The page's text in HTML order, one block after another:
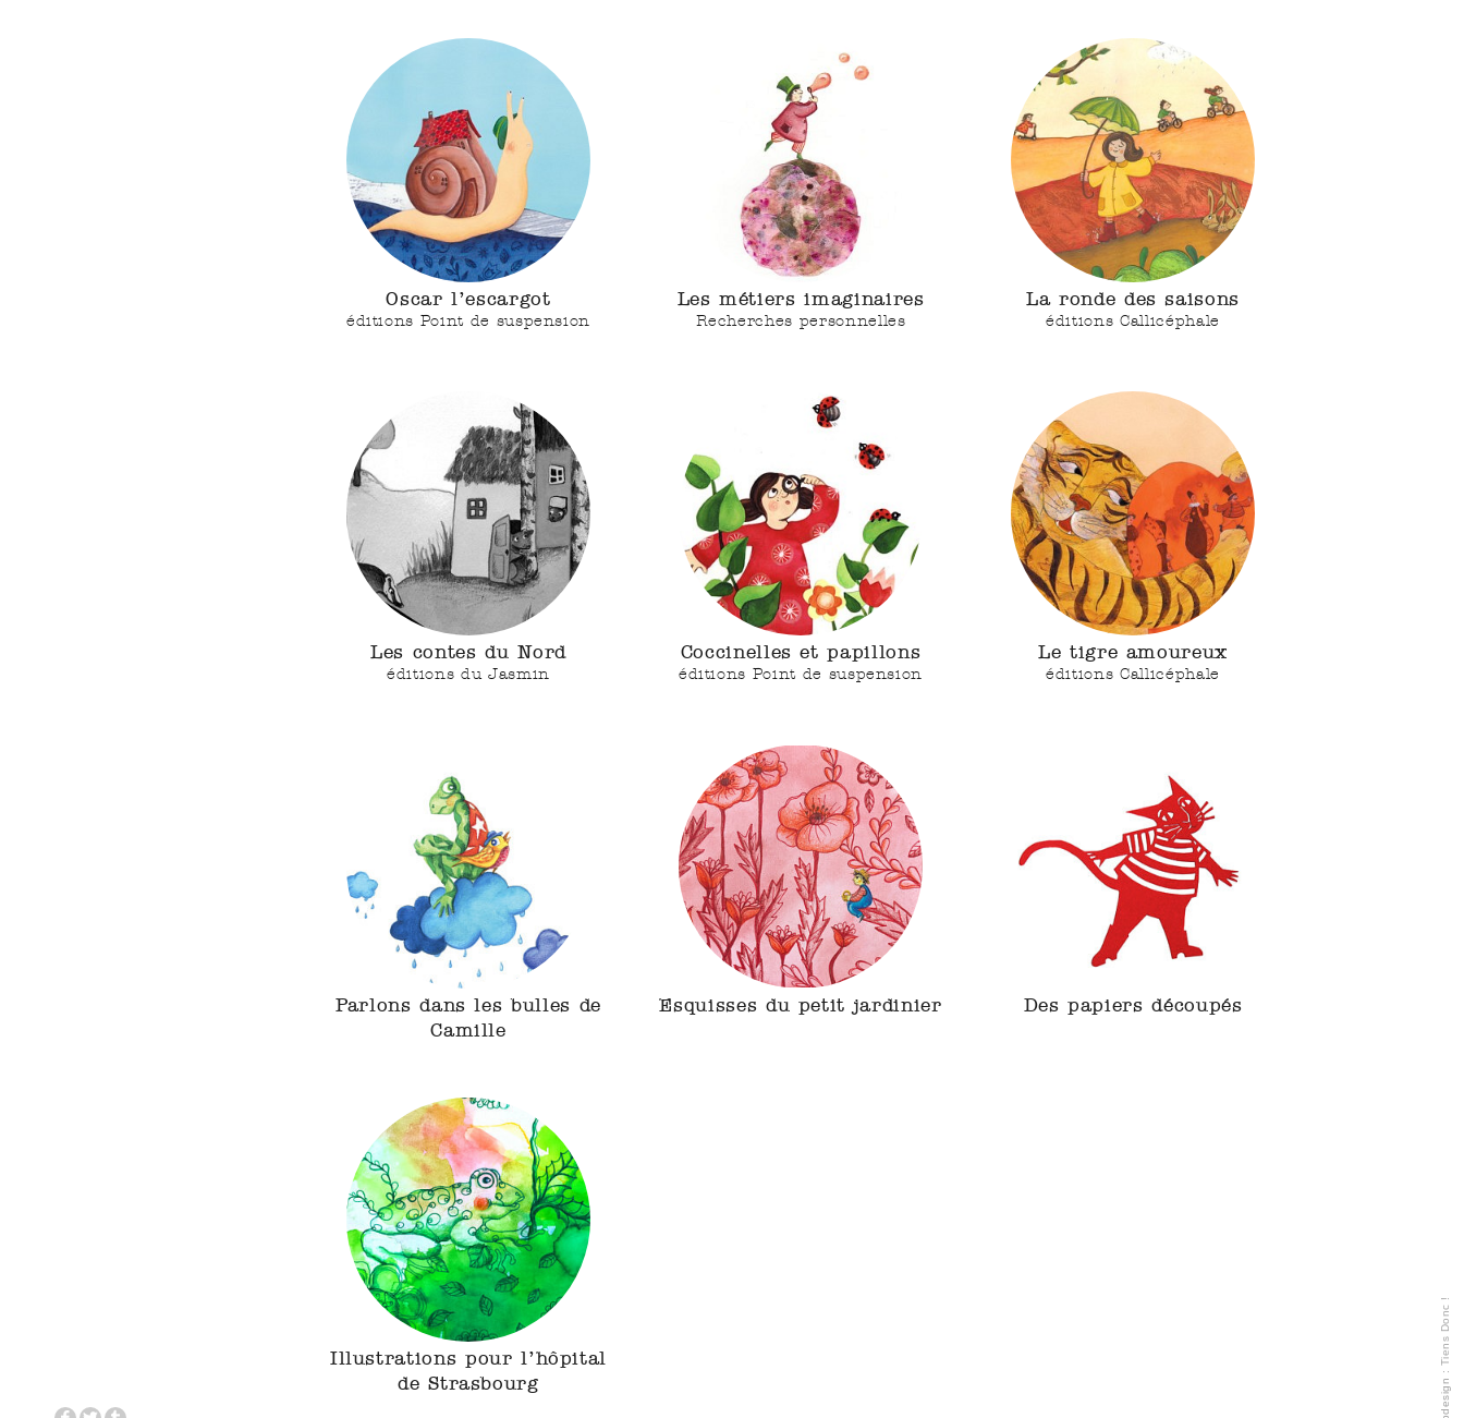
Oscar l’escargot
éditions Point de suspension
Les métiers imaginaires
Recherches personnelles
La ronde des saisons
éditions Callicéphale
Les contes du Nord
éditions du Jasmin
Coccinelles et papillons
éditions Point de suspension
Le tigre amoureux
éditions Callicéphale
Parlons dans les bulles de
Camille
Esquisses du petit jardinier Des papiers découpés
Illustrations pour l’hôpital
de Strasbourg
webdesign :
Tiens Donc !